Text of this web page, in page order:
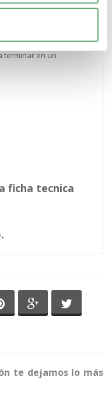
sistema de recolección
terminar en un
ficha tecnica
en Whatsapp
Compartir en Pinterest
Compartir en
te dejamos lo más